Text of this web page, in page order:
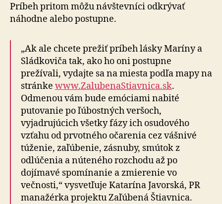
Príbeh pritom môžu návštevníci odkrývať
náhodne alebo postupne.
„Ak ale chcete prežiť príbeh lásky Maríny a
Sládkoviča tak, ako ho oni postupne
prežívali, vydajte sa na miesta podľa mapy na
stránke www.ZalubenaStiavnica.sk.
Odmenou vám bude emóciami nabité
putovanie po ľúbostných veršoch,
vyjadrujúcich všetky fázy ich osudového
vzťahu od prvotného očarenia cez vášnivé
túženie, zaľúbenie, zásnuby, smútok z
odlúčenia a núteného rozchodu až po
dojímavé spomínanie a zmierenie vo
večnosti,“ vysvetľuje Katarína Javorská, PR
manažérka projektu Zaľúbená Štiavnica.